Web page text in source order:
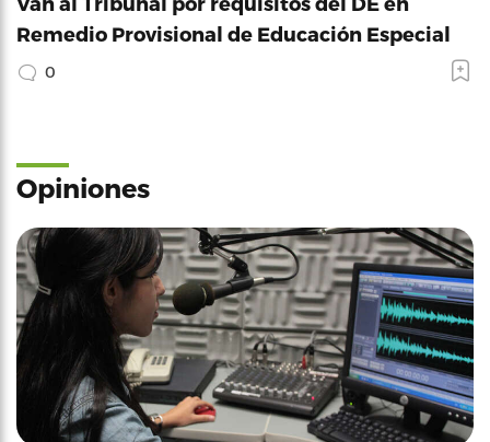
Remedio Provisional de Educación Especial
0
Opiniones